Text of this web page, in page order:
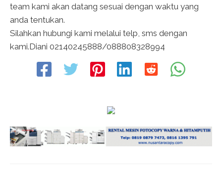
team kami akan datang sesuai dengan waktu yang
anda tentukan.
Silahkan hubungi kami melalui telp, sms dengan
kami.Diani 02140245888/088808328994